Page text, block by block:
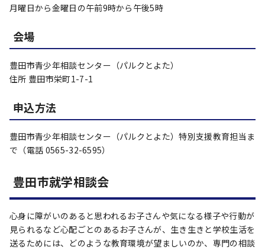
月曜日から金曜日の午前9時から午後5時
会場
豊田市青少年相談センター（パルクとよた）
住所 豊田市栄町1-7-1
申込方法
豊田市青少年相談センター（パルクとよた）特別支援教育担当ま
で（電話 0565-32-6595）
豊田市就学相談会
心身に障がいのあると思われるお子さんや気になる様子や行動が
見られるなど心配ごとのあるお子さんが、生き生きと学校生活を
送るためには、どのような教育環境が望ましいのか、専門の相談